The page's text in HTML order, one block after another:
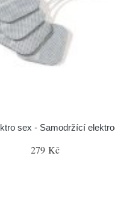
sex - Samodržící
279 Kč